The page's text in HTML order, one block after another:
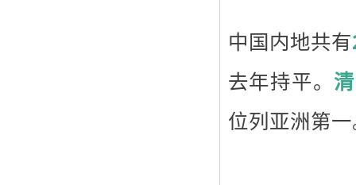
中国内地共有
去年持平。
位列亚洲第